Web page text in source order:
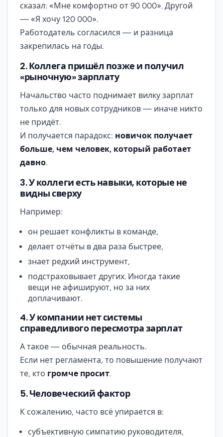
сказал: «Мне комфортно от 90 000». Другой
— «Я хочу 120 000».
Работодатель согласился — и разница
закрепилась на годы.
2. Коллега пришёл позже и получил
«рыночную» зарплату
Начальство часто поднимает вилку зарплат
только для новых сотрудников — иначе никто
не придёт.
И получается парадокс: новичок получает
больше, чем человек, который работает
давно.
3. У коллеги есть навыки, которые не
видны сверху
Например:
он решает конфликты в команде,
делает отчёты в два раза быстрее,
знает редкий инструмент,
подстраховывает других. Иногда такие
вещи не афишируют, но за них
доплачивают.
4. У компании нет системы
справедливого пересмотра зарплат
А такое — обычная реальность.
Если нет регламента, то повышение получают
те, кто громче просит.
5. Человеческий фактор
К сожалению, часто всё упирается в:
субъективную симпатию руководителя,